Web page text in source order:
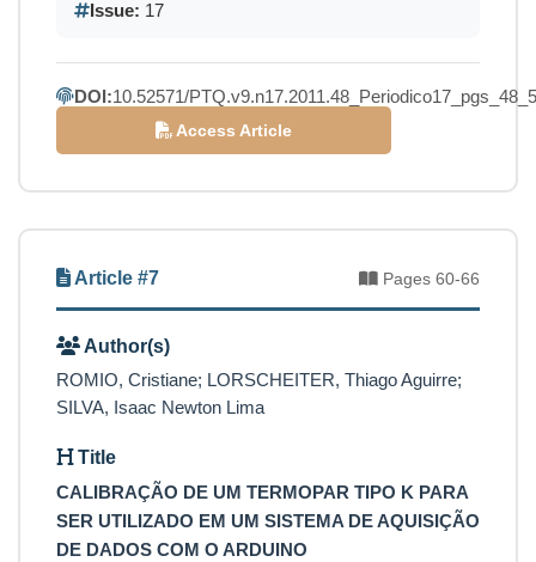
Issue: 17
DOI:10.52571/
Access Article
Article #7 Pages 60-66
Author(s)
ROMIO, Cristiane; LORSCHEITER, Thiago Aguirre;
SILVA, Isaac Newton Lima
Title
CALIBRAÇÃO DE UM TERMOPAR TIPO K PARA
SER UTILIZADO EM UM SISTEMA DE AQUISIÇÃO
DE DADOS COM O ARDUINO